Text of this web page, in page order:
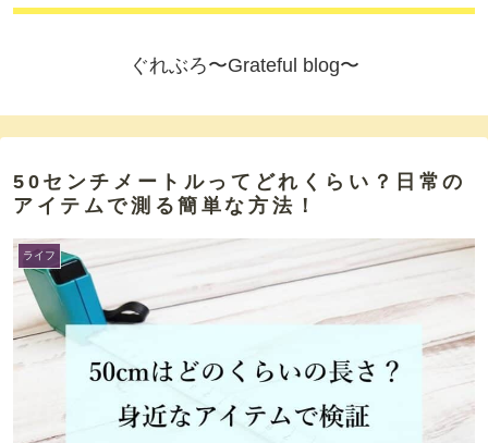
ぐれぶろ〜Grateful blog〜
50センチメートルってどれくらい？日常の
アイテムで測る簡単な方法！
ライフ